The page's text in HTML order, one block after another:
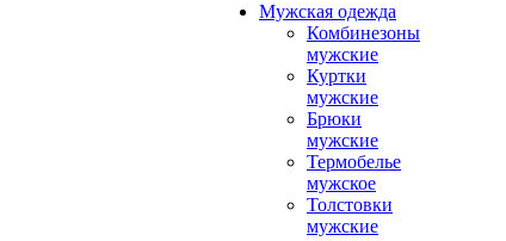
Мужская одежда
Комбинезоны
мужские
Куртки
мужские
Брюки
мужские
Термобелье
мужское
Толстовки
мужские